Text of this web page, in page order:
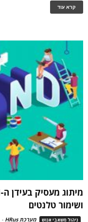
קרא עוד
ושימור טלנטים
ניהול משאבי אנוש מערכת HRus -